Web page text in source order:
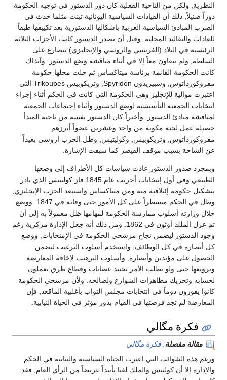
النظرية, ولكن من الناحية الفعلية كان دور الدستور في توجيه الحكومة
دوراً ضئيلاً, ذلك أن القيادات السياسية اليونانية تبنت مثلما حدث في
الصرب المبادئ السياسية الغربية باشكالها الدستورية بعد تكييفها طبقاً
للعادات والتقاليد المحلية. وقبل أن يصدر الدستور كانت الأحزاب الثلاثة
الرئيسية في البلاد (الفرنسي والروسي والإنجليزي) تتصارع على
السلطة, ولم تتعاون معاً إلا في أثناء مناقشة وضع الدستور. وآنذاك
كانت الحكومة القائمة برئاسة ميتاكساس ثم حلت محلها حكومة
مفروكورداتوس, وسبيريدون Spyridon, وتريكوبيس Trikoupes التي
اعتبرت موالية للإنجليز وهي الحكومة التي كانت في الحكم أثناء إجراء
انتخابات الجمعية التأسيسية لوضع الدستور وأثناء إجتماعات الجمعية
لمناقشة مبادئ الدستور. وأخيراً كان الدستور نفسه من ناحية المبدأ
حصيلة عمل لجنة مكونة من واحد وعشرين عضواً أبرزهم
مفروكورداتوس, وتريكوبيس, وكوليتيس, وظل الحزب اروسي بعيداً
عن الساحة بسبب موقف القيصر كما سبقت الإشارة.
وبمجرد صدور الدستور عادت سياسات كل الأطراف إلى وضعها
الطبيعي وفي أول إنتخابات أجريت عام 1845 فاز كوليتيس الذي بادر
بتشكيل حكومة إئتلافية منه ومن ميتاكساس واستبعد الحزب الإنجليزي,
وظل في الحكم مسيطراً على كل الأمور حتى وفاته في 1847. ووضع
خلال وزارته أسلوب ممارسة الحكومة لمهامها ظل معمولاً به إلى أن
تم عزل الملك أوثون في 1862. ومن ذلك أنه جعل الإدارة مركزية رغم
وجود الدستور ليضمن نجاح مرشحي الحكومة في الإمنخابات, ووضع
كل أنصاره في كل الوظائف, واستخدم أسلوب الترغيب ليضمن
الحصول على مؤيدين وأنصاره, وأسلوب الترهيب لإخافة المعارضة
وترويعها حتى ولو تطلب الأمر تجنيد عصابات وقطاع طرق يعملون
لحسابه وتحريك مظاهرات الشوارع ولصالحه. ولأن مرشحي الحكومة
كانوا يفوزون دوماً في انتخابات مجلس النواب بأغلبية الماقعد, فإن
المعارضة لم تجد فرصتها في القيام بدور مؤثر في الحياة النيابية.
فكرة مگالي
مقالة مفصلة: فكرة مگالي
ورغم هذه الشوائب التي اعترت الحياة السياسية والنيابية في الحكم
والإدارة إلا أن كولتيس والملك لقيا تأييداً عريضاً من الرأي العام, فقد